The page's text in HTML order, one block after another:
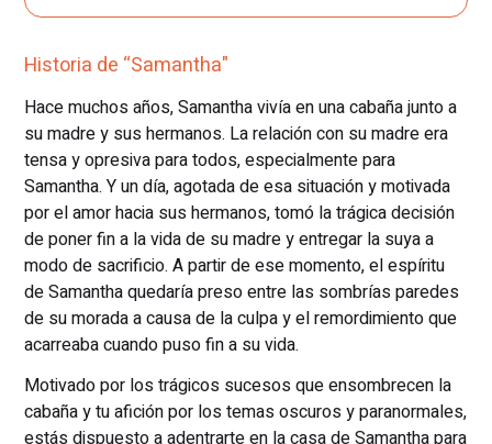
Historia de “Samantha"
Hace muchos años, Samantha vivía en una cabaña junto a
su madre y sus hermanos. La relación con su madre era
tensa y opresiva para todos, especialmente para
Samantha. Y un día, agotada de esa situación y motivada
por el amor hacia sus hermanos, tomó la trágica decisión
de poner fin a la vida de su madre y entregar la suya a
modo de sacrificio. A partir de ese momento, el espíritu
de Samantha quedaría preso entre las sombrías paredes
de su morada a causa de la culpa y el remordimiento que
acarreaba cuando puso fin a su vida.
Motivado por los trágicos sucesos que ensombrecen la
cabaña y tu afición por los temas oscuros y paranormales,
estás dispuesto a adentrarte en la casa de Samantha para